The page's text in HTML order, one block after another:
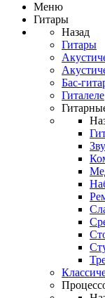
Меню
Гитары
Назад
Гитары
Бас-
Гиталеле